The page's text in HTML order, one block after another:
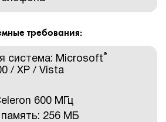
требования:
система: Microsoft®
/ XP / Vista
600 МГц
256 МБ